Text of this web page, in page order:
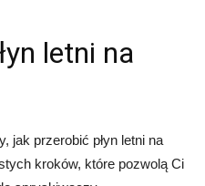
letni na
jak przerobić płyn letni na
kroków, które pozwolą Ci